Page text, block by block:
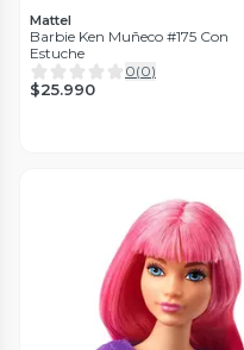
Mattel
Barbie Ken Muñeco #175 Con
Estuche
0(0)
$25.990